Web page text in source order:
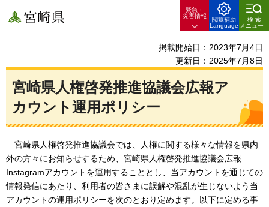
宮崎県
緊急・
災害情報
閲覧補助
Language
検索
メニュー
掲載開始日：2023年7月4日
更新日：2025年7月8日
宮崎県人権啓発推進協議会広報ア
カウント運用ポリシー
宮崎県人権啓発推進協議会では、人権に関する様々な情報を県内
外の方々にお知らせするため、宮崎県人権啓発推進協議会広報
Instagramアカウントを運用することとし、当アカウントを通じての
情報発信にあたり、利用者の皆さまに誤解や混乱が生じないよう当
アカウントの運用ポリシーを次のとおり定めます。以下に定める事